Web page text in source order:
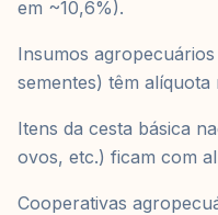
em ~10,6%).
Insumos
sementes) têm alíquota
Itens da cesta básica
ovos, etc.) ficam com
Cooperativas